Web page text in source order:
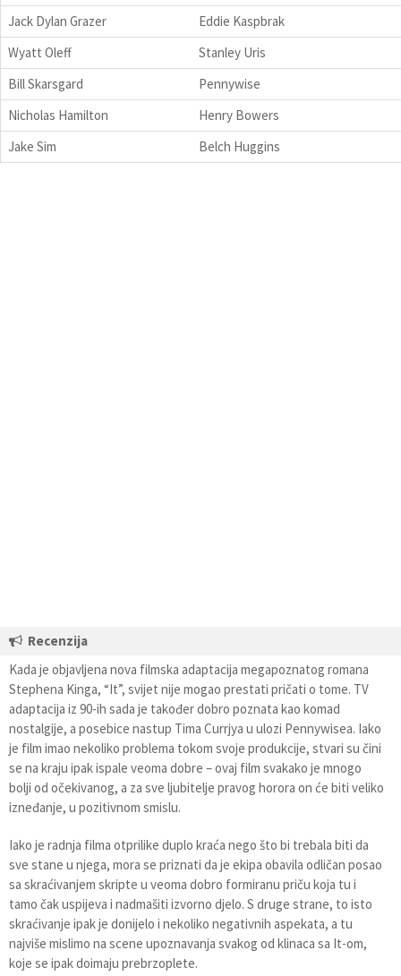
Jack Dylan Grazer
Eddie Kaspbrak
Wyatt Oleff
Stanley Uris
Bill Skarsgard
Pennywise
Nicholas Hamilton
Henry Bowers
Jake Sim
Belch Huggins
Recenzija
Kada je objavljena nova filmska adaptacija megapoznatog romana
Stephena Kinga, “It”, svijet nije mogao prestati pričati o tome. TV
adaptacija iz 90-ih sada je također dobro poznata kao komad
nostalgije, a posebice nastup Tima Currjya u ulozi Pennywisea. Iako
je film imao nekoliko problema tokom svoje produkcije, stvari su čini
se na kraju ipak ispale veoma dobre – ovaj film svakako je mnogo
bolji od očekivanog, a za sve ljubitelje pravog horora on će biti veliko
izneđanje, u pozitivnom smislu.
Iako je radnja filma otprilike duplo kraća nego što bi trebala biti da
sve stane u njega, mora se priznati da je ekipa obavila odličan posao
sa skraćivanjem skripte u veoma dobro formiranu priču koja tu i
tamo čak uspijeva i nadmašiti izvorno djelo. S druge strane, to isto
skraćivanje ipak je donijelo i nekoliko negativnih aspekata, a tu
najviše mislimo na scene upoznavanja svakog od klinaca sa It-om,
koje se ipak doimaju prebrzoplete.